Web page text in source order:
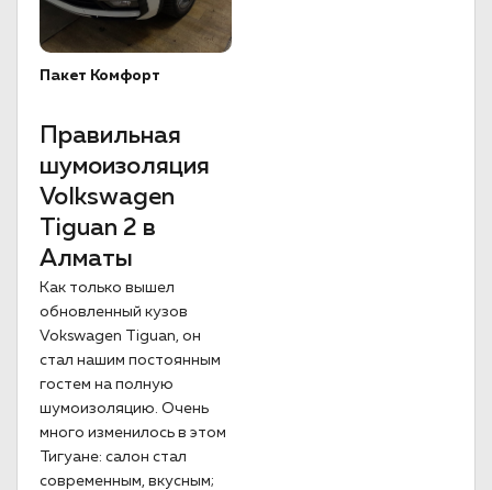
Пакет Комфорт
Правильная
шумоизоляция
Volkswagen
Tiguan 2 в
Алматы
Как только вышел
обновленный кузов
Vokswagen Tiguan, он
стал нашим постоянным
гостем на полную
шумоизоляцию. Очень
много изменилось в этом
Тигуане: салон стал
современным, вкусным;